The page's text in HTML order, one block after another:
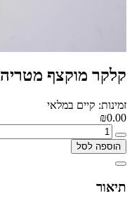
קלקר מוקצף מטריה
זמינות: קיים במלאי
₪0.00
הוספה לסל
תיאור